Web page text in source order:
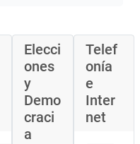
Elecci
ones
y
Demo
craci
a
Telef
onía
e
Inter
net